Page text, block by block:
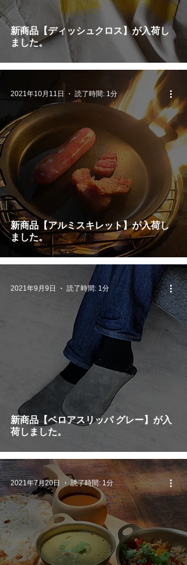
新商品【ディッシュクロス】が入荷し
ました。
新商品【アルミスキレット】が入荷し
ました。
2021年10月11日 読了時間: 1分
新商品【ベロアスリッパ グレー】が入
荷しました。
2021年9月9日 読了時間: 1分
2021年7月20日 読了時間: 1分